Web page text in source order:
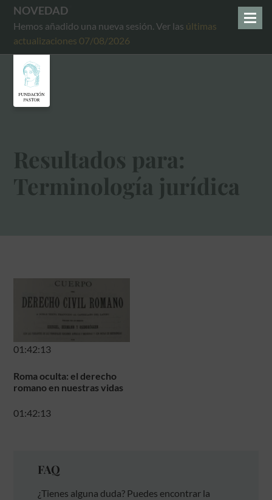
NOVEDAD
Hemos añadido una nueva sesión. Ver las últimas
actualizaciones 07/08/2026
Resultados para:
Terminología jurídica
01:42:13
Roma oculta: el derecho
romano en nuestras vidas
01:42:13
FAQ
¿Tienes alguna duda? Puedes encontrar la